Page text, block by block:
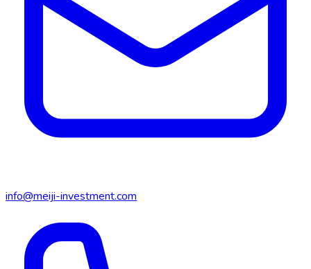
info@meiji-investment.com